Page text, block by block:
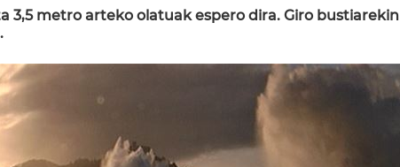
3,5 metro arteko olatuak espero dira. Giro bustiarekin